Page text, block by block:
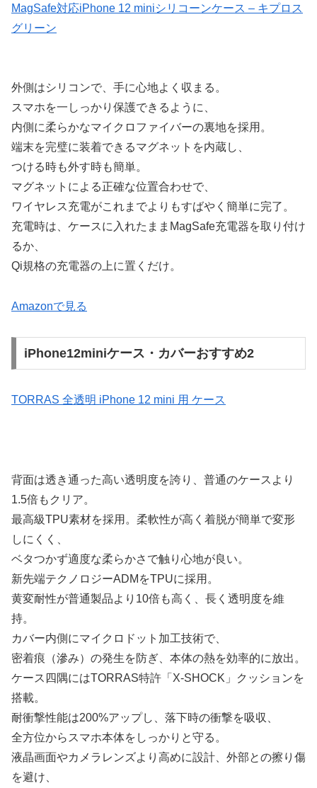
MagSafe対応iPhone 12 miniシリコーンケース – キプロス
グリーン
外側はシリコンで、手に心地よく収まる。
スマホを一しっかり保護できるように、
内側に柔らかなマイクロファイバーの裏地を採用。
端末を完璧に装着できるマグネットを内蔵し、
つける時も外す時も簡単。
マグネットによる正確な位置合わせで、
ワイヤレス充電がこれまでよりもすばやく簡単に完了。
充電時は、ケースに入れたままMagSafe充電器を取り付け
るか、
Qi規格の充電器の上に置くだけ。
Amazonで見る
iPhone12miniケース・カバーおすすめ2
TORRAS 全透明 iPhone 12 mini 用 ケース
背面は透き通った高い透明度を誇り、普通のケースより
1.5倍もクリア。
最高級TPU素材を採用。柔軟性が高く着脱が簡単で変形
しにくく、
ベタつかず適度な柔らかさで触り心地が良い。
新先端テクノロジーADMをTPUに採用。
黄変耐性が普通製品より10倍も高く、長く透明度を維
持。
カバー内側にマイクロドット加工技術で、
密着痕（滲み）の発生を防ぎ、本体の熱を効率的に放出。
ケース四隅にはTORRAS特許「X-SHOCK」クッションを
搭載。
耐衝撃性能は200%アップし、落下時の衝撃を吸収、
全方位からスマホ本体をしっかりと守る。
液晶画面やカメラレンズより高めに設計、外部との擦り傷
を避け、